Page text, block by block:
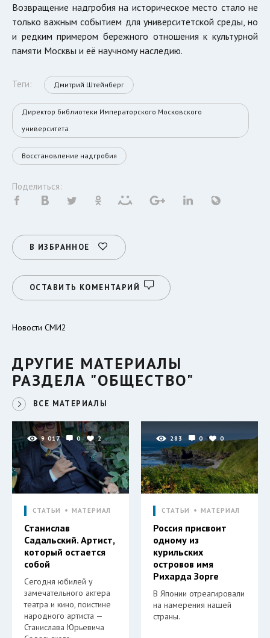
Возвращение надгробия на историческое место стало не
только важным событием для университетской среды, но
и редким примером бережного отношения к культурной
памяти Москвы и её научному наследию.
Теги: Дмитрий Штейнберг
Директор библиотеки Императорского Московского
университета
Восстановление надгробия
Поделиться:
В ИЗБРАННОЕ
ОСТАВИТЬ КОМЕНТАРИЙ
Новости СМИ2
ДРУГИЕ МАТЕРИАЛЫ
РАЗДЕЛА "ОБЩЕСТВО"
ВСЕ МАТЕРИАЛЫ
9 017 0 2
СТАТЬИ МАТЕРИАЛ
Станислав
Садальский. Артист,
который остается
собой
Сегодня юбилей у
замечательного актера
театра и кино, поистине
народного артиста —
Станислава Юрьевича
283 0 0
СТАТЬИ МАТЕРИАЛ
Россия присвоит
одному из
курильских
островов имя
Рихарда Зорге
В Японии отреагировали
на намерения нашей
страны.